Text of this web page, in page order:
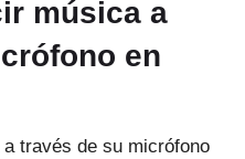
música a
en
través de su micrófono